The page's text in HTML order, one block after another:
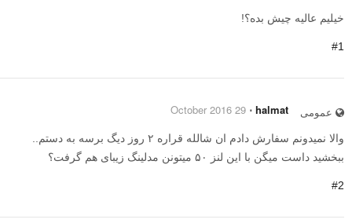
خیلیم عالیه چیش بده؟!
#1
عمومی halmat
⋅
29 October 2016
والا نمیدونم سفارش دادم ان شالله قراره ۲ روز دیگ برسه به دستم..
ببخشید داست میگن با این لنز ۵۰ میتونن مدلینگ زیبای هم گرفت؟
#2